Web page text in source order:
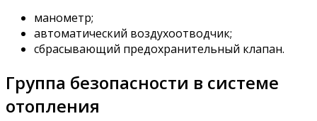
манометр;
автоматический воздухоотводчик;
сбрасывающий предохранительный клапан.
Группа безопасности в системе
отопления